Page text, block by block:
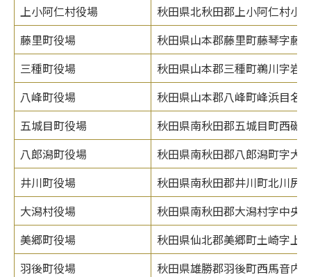
上小阿仁村役場
秋田県北秋田郡上小阿仁村小
藤里町役場
秋田県山本郡藤里町藤琴字藤
三種町役場
秋田県山本郡三種町鵜川字岩
八峰町役場
秋田県山本郡八峰町峰浜目名
五城目町役場
秋田県南秋田郡五城目町西磯
八郎潟町役場
秋田県南秋田郡八郎潟町字大
井川町役場
秋田県南秋田郡井川町北川尻
大潟村役場
秋田県南秋田郡大潟村字中央
美郷町役場
秋田県仙北郡美郷町土崎字上
羽後町役場
秋田県雄勝郡羽後町西馬音内